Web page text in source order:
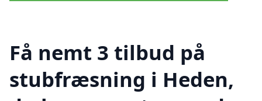
Få nemt 3 tilbud på
stubfræsning i Heden,